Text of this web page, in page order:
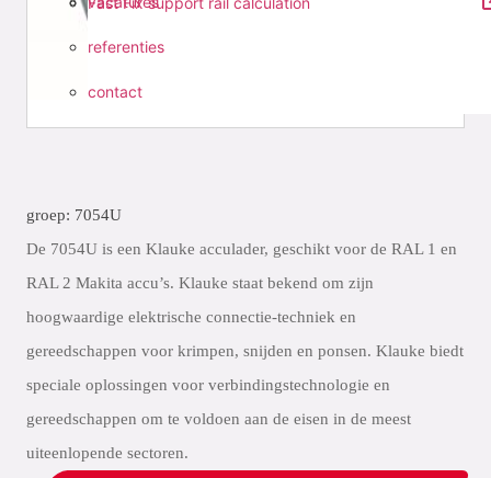
referenties
contact
groep: 7054U
De 7054U is een Klauke acculader, geschikt voor de RAL 1 en
RAL 2 Makita accu’s. Klauke staat bekend om zijn
hoogwaardige elektrische connectie-techniek en
gereedschappen voor krimpen, snijden en ponsen. Klauke biedt
speciale oplossingen voor verbindingstechnologie en
gereedschappen om te voldoen aan de eisen in de meest
uiteenlopende sectoren.